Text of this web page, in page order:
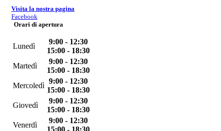
Visita la nostra pagina
Facebook
Orari di apertura
Lunedì
9:00 - 12:30
15:00 - 18:30
Martedì
9:00 - 12:30
15:00 - 18:30
Mercoledì
9:00 - 12:30
15:00 - 18:30
Giovedì
9:00 - 12:30
15:00 - 18:30
Venerdì
9:00 - 12:30